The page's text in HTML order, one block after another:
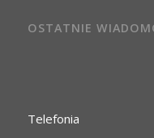
OSTATNIE
Telefonia